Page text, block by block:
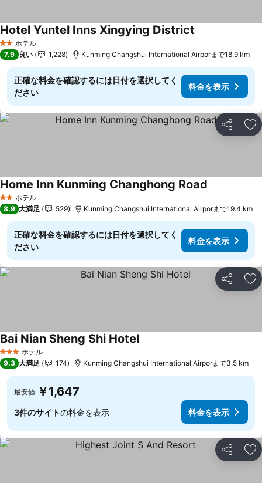
2 ホテルのランク
ホテル
Hotel Yuntel Inns Xingying District
7.9 良い 1,228 Kunming Changshui International Airporまで18.9 km
正確な料金を確認するには日付を選択してく
ださい
料金を表示
シェア お
2 ホテルのランク
ホテル
Home Inn Kunming Changhong Road
8.9 大満足 529 Kunming Changshui International Airporまで19.4 km
正確な料金を確認するには日付を選択してく
ださい
料金を表示
シェア お
3 ホテルのランク
ホテル
Bai Nian Sheng Shi Hotel料金を表示
9.3 大満足 174 Kunming Changshui International Airporまで3.5 km
最安値 ￥1,647
3件のサイトの料金を表示 料金を表示
シェア お